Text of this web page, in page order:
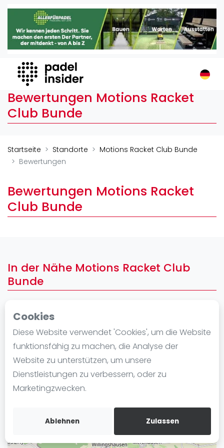
Cookies
Diese Website verwendet 'Cookies', um die Website
funktionsfähig zu machen, die Analyse der
Website zu unterstützen, um unsere
Dienstleistungen zu verbessern, oder zu
Marketingzwecken.
Ablehnen Zulassen
Padel Insider
Home
Organisationen
Buchungssysteme
Padel-Shops
Padel-Marken
Verschiedenes
Veranstaltungen
Turniere
International
Playtomic
Frauen
FIP Männer
Blog
Die Geschichte von Padel
Regeln und Punktzählung
Padel Schläge
Video
Bewertungen Motions Racket
Club Bunde
Startseite Standorte
Motions Racket Club Bunde
Bewertungen
Bewertungen Motions Racket
Club Bunde
In der Nähe Motions Racket Club
Bunde
+
−